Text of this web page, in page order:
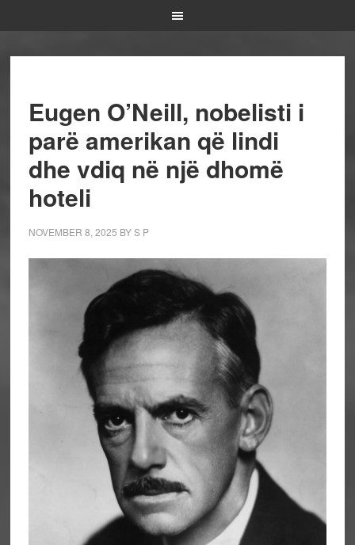
Eugen O’Neill, nobelisti i
parë amerikan që lindi
dhe vdiq në një dhomë
hoteli
NOVEMBER 8, 2025 BYS P